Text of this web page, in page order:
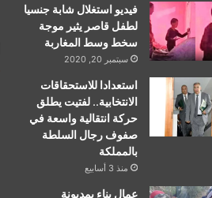
فيديو استغلال شابة جنسيا
لطفل قاصر يثير موجة
سخط وسط المغاربة
سبتمبر 20, 2020
استعدادا للاستحقاقات
الانتخابية.. لفتيت يطلق
حركة انتقالية واسعة في
صفوف رجال السلطة
بالمملكة
منذ 3 أسابيع
عمال بناء بمديونة